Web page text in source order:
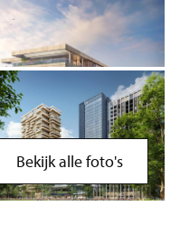
Bekijk alle foto's